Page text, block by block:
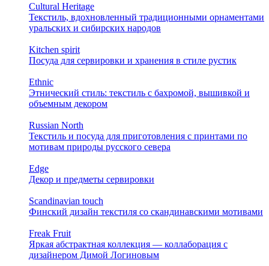
Cultural Heritage
Текстиль, вдохновленный традиционными орнаментами
уральских и сибирских народов
Kitchen spirit
Посуда для сервировки и хранения в стиле рустик
Ethnic
Этнический стиль: текстиль с бахромой, вышивкой и
объемным декором
Russian North
Текстиль и посуда для приготовления с принтами по
мотивам природы русского севера
Edge
Декор и предметы сервировки
Scandinavian touch
Финский дизайн текстиля со скандинавскими мотивами
Freak Fruit
Яркая абстрактная коллекция — коллаборация с
дизайнером Димой Логиновым